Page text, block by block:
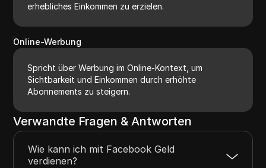
erhebliches Einkommen zu erzielen.
Online-Werbung
Spricht über Werbung im Online-Kontext, um
Sichtbarkeit und Einkommen durch erhöhte
Abonnements zu steigern.
Verwandte Fragen & Antworten
Wie kann ich mit Facebook Geld
verdienen?